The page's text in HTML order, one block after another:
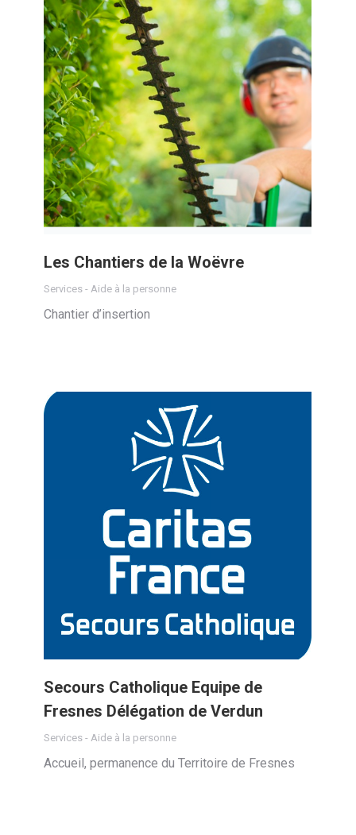
Les Chantiers de la Woëvre
Services - Aide à la personne
Chantier d’insertion
Secours Catholique Equipe de
Fresnes Délégation de Verdun
Services - Aide à la personne
Accueil, permanence du Territoire de Fresnes